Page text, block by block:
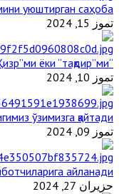
уюштирган саҳоба
تموز 15, 2024
“Ҳизр”ми ёки “тақдир”ми?
تموز 10, 2024
ўзимизга қайтади
تموز 09, 2024
айланади
حزيران 27, 2024